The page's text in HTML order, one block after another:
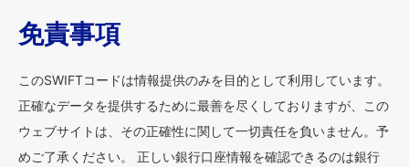
免責事項
このSWIFTコードは情報提供のみを目的として利用しています。
正確なデータを提供するために最善を尽くしておりますが、この
ウェブサイトは、その正確性に関して一切責任を負いません。予
めご了承ください。 正しい銀行口座情報を確認できるのは銀行